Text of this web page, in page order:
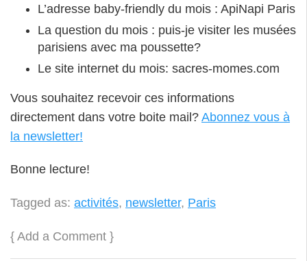
L’adresse baby-friendly du mois : ApiNapi Paris
La question du mois : puis-je visiter les musées
parisiens avec ma poussette?
Le site internet du mois: sacres-momes.com
Vous souhaitez recevoir ces informations
directement dans votre boite mail? Abonnez vous à
la newsletter!
Bonne lecture!
Tagged as: activités, newsletter, Paris
{ Add a Comment }